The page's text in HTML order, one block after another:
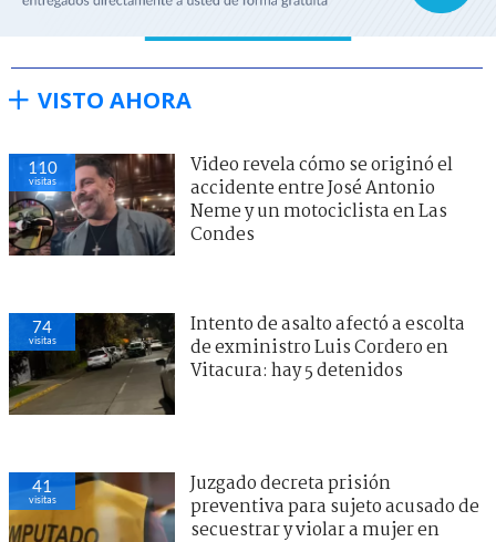
VISTO AHORA
110
visitas
Video revela cómo se originó el
accidente entre José Antonio
Neme y un motociclista en Las
Condes
74
visitas
Intento de asalto afectó a escolta
de exministro Luis Cordero en
Vitacura: hay 5 detenidos
41
visitas
Juzgado decreta prisión
preventiva para sujeto acusado de
secuestrar y violar a mujer en